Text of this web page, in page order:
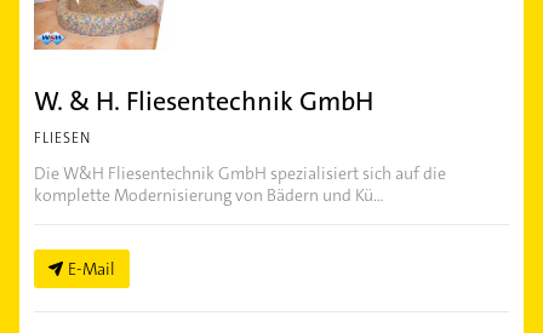
W. & H. Fliesentechnik GmbH
FLIESEN
Die W&H Fliesentechnik GmbH spezialisiert sich auf die
komplette Modernisierung von Bädern und Kü...
E-Mail